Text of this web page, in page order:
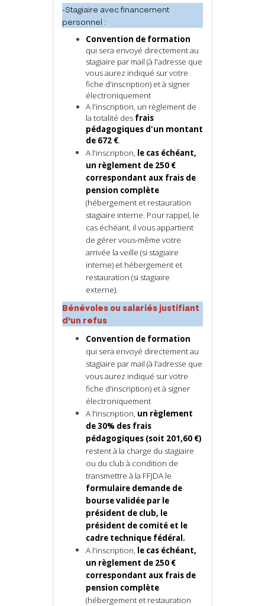
-Stagiaire avec financement
personnel :
Convention de formation
qui sera envoyé directement au
stagiaire par mail (à l'adresse que
vous aurez indiqué sur votre
fiche d'inscription) et à signer
électroniquement
A l'inscription, un règlement de
la totalité des frais
pédagogiques d'un montant
de 672 €.
A l'inscription, le cas échéant,
un règlement de 250 €
correspondant aux frais de
pension complète
(hébergement et restauration
stagiaire interne. Pour rappel, le
cas échéant, il vous appartient
de gérer vous-même votre
arrivée la veille (si stagiaire
interne) et hébergement et
restauration (si stagiaire
externe).
Bénévoles ou salariés justifiant
d'un refus
Convention de formation
qui sera envoyé directement au
stagiaire par mail (à l'adresse que
vous aurez indiqué sur votre
fiche d'inscription) et à signer
électroniquement
A l'inscription, un règlement
de 30% des frais
pédagogiques (soit 201,60 €)
restent à la charge du stagiaire
ou du club à condition de
transmettre à la FFJDA le
formulaire demande de
bourse validée par le
président de club, le
président de comité et le
cadre technique fédéral.
A l'inscription, le cas échéant,
un règlement de 250 €
correspondant aux frais de
pension complète
(hébergement et restauration